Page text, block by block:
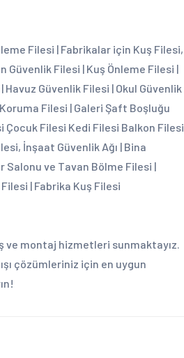
Filesi | Fabrikalar için Kuş Filesi,
Güvenlik Filesi | Kuş Önleme Filesi |
Güvenlik Filesi | Okul Güvenlik
Filesi | Galeri Şaft Boşluğu
Çocuk Filesi Kedi Filesi Balkon Filesi
İnşaat Güvenlik Ağı | Bina
Salonu ve Tavan Bölme Filesi |
| Fabrika Kuş Filesi
ve montaj hizmetleri sunmaktayız.
çözümleriniz için en uygun